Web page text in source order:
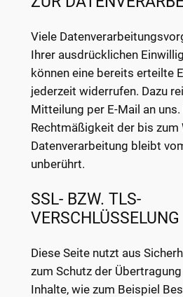
Viele
Ihrer ausdrücklichen
können eine bereits erteilte
jederzeit widerrufen. Dazu
Mitteilung per E-Mail an uns.
Rechtmäßigkeit der bis
Datenverarbeitung bleibt
unberührt.
SSL- BZW. TLS-
VERSCHLÜSSELUNG
Diese Seite nutzt aus
zum Schutz der
Inhalte, wie zum Beispiel